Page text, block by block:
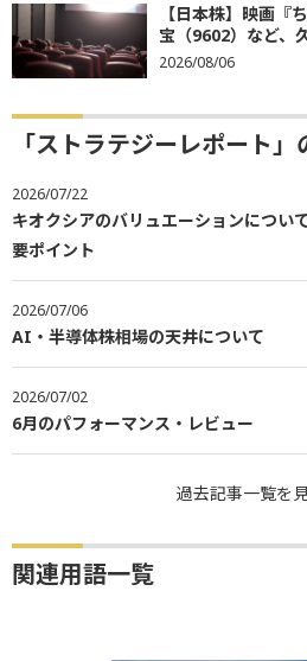
【日本株】映画『
宝（9602）など、
2026/08/06
「ストラテジーレポート
2026/07/22
キオクシアのバリュエーションにつ
要ポイント
2026/07/06
AI・半導体株相場の天井について
2026/07/02
6月のパフォーマンス・レビュー
過去記事一覧を
関連用語一覧